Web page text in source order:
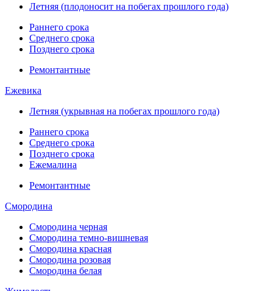
Летняя (плодоносит на побегах прошлого года)
Раннего срока
Среднего срока
Позднего срока
Ремонтантные
Ежевика
Летняя (укрывная на побегах прошлого года)
Раннего срока
Среднего срока
Позднего срока
Ежемалина
Ремонтантные
Смородина
Смородина черная
Смородина темно-вишневая
Смородина красная
Смородина розовая
Смородина белая